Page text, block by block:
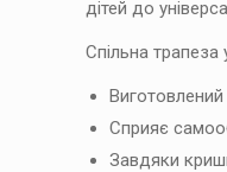
дітей до
Спільна трапеза
Виготовлений
Сприяє
Завдяки